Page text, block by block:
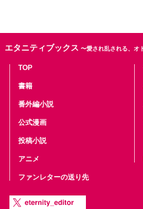
エタニティブックス 〜愛され乱される、オ
TOP
書籍
番外編小説
公式漫画
投稿小説
アニメ
ファンレターの送り先